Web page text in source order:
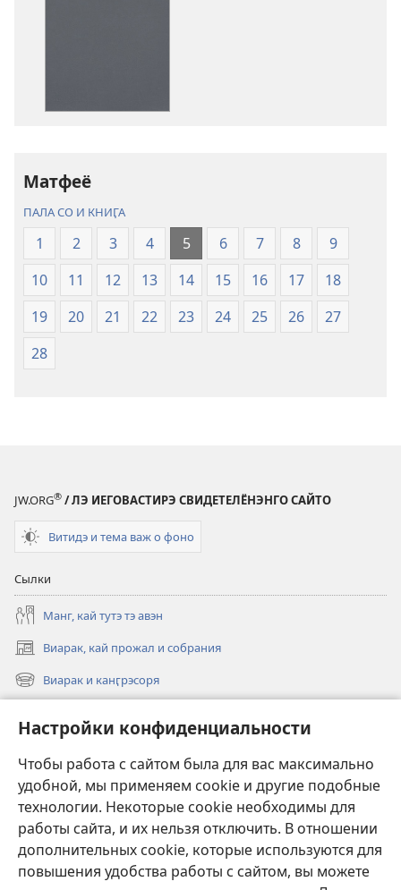
Настройки конфиденциальности
Чтобы работа с сайтом была для вас максимально
удобной, мы применяем cookie и другие подобные
технологии. Некоторые cookie необходимы для
работы сайта, и их нельзя отключить. В отношении
дополнительных cookie, которые используются для
повышения удобства работы с сайтом, вы можете
Матфеё
ПАЛА СО И КНИӶА
1 2 3 4 5 6 7 8
9
10
11 12 13 14 15 16 17
18
19
20 21 22 23 24 25 26
27
28
JW.ORG® / ЛЭ ИЕГОВАСТИРЭ СВИДЕТЕЛЁНЭНГО САЙТО
Витидэ и тема важ о фоно
Сылки
Манг, кай тутэ тэ авэн
Виарак, кай прожал и собрания
(открывается
в
новом
Виарак и канӷрэсоря
(открывается
в
новом
окне) Видео
Родэ
Тэ шос ловэ
(открывается
в
новом
окне)
ОНЛАЙН-БИБЛИАТЕКА Сторожэво башня
(открывается